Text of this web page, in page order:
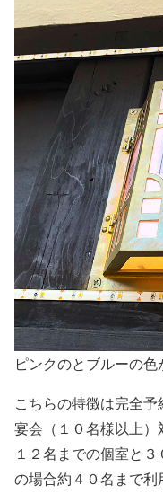
ピンクのとブルーの色
こちらの特徴は完全
宴会（１０名様以上
１２名までの個室と
の場合約４０名まで利